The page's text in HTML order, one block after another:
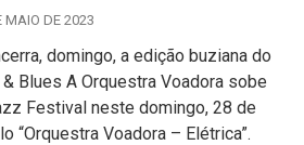
MAIO DE 2023
domingo, a edição buziana do
Blues A Orquestra Voadora sobe
Festival neste domingo, 28 de
“Orquestra Voadora – Elétrica”.